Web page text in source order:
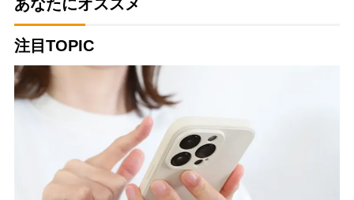
あなたにオススメ
注目TOPIC